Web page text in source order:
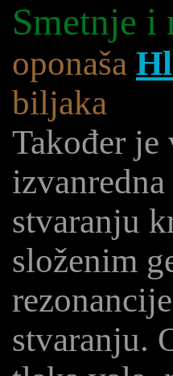
Smetnje i
oponaša
biljaka
Također
stvaranju
složenim
stvaranju.